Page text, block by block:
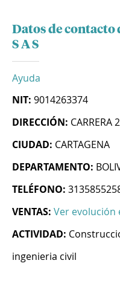
Datos de
S A S
Ayuda
NIT: 9014263374
DIRECCIÓN: CARRERA
CIUDAD: CARTAGENA
DEPARTAMENTO:
TELÉFONO:
VENTAS: Ver evolución
ACTIVIDAD:
ingenieria civil